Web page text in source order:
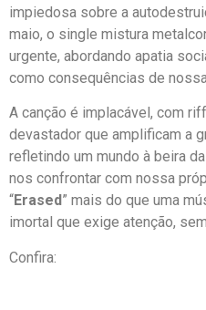
impiedosa sobre a
maio, o single mistura
urgente, abordando apatia
como consequências de
A canção é implacável, com
devastador que amplificam a
refletindo um mundo à beira
nos confrontar com nossa
“Erased ” mais do que uma
imortal que exige atenção,
Confira: